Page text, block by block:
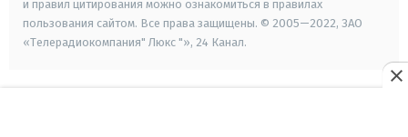
и правил цитирования можно ознакомиться в правилах
пользования сайтом. Все права защищены. © 2005—2022, ЗАО
«Телерадиокомпания" Люкс "», 24 Канал.